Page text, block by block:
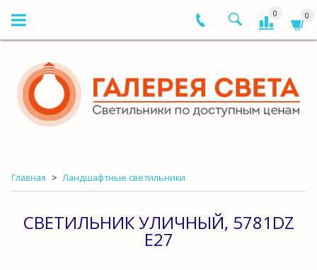
0 0
Главная Ландшафтные светильники
СВЕТИЛЬНИК УЛИЧНЫЙ, 5781DZ
Е27